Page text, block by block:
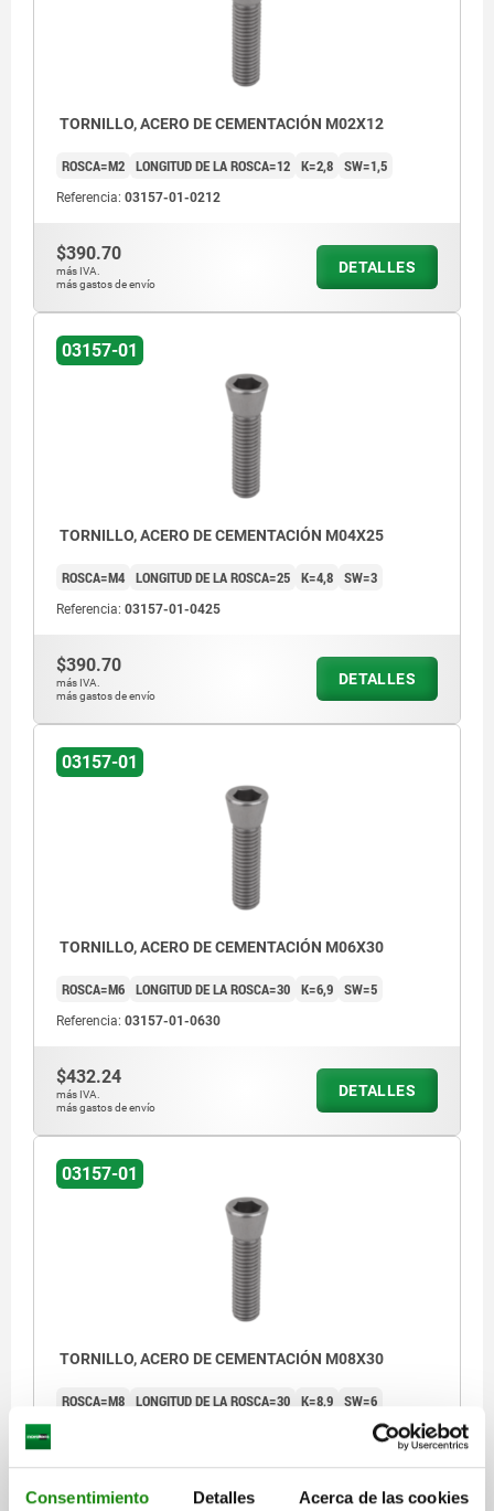
Consentimiento Detalles Acerca de las cookies
TORNILLO, ACERO DE CEMENTACIÓN M02X12
ROSCA=M2 LONGITUD DE LA ROSCA=12 K=2,8 SW=1,5
Referencia: 03157-01-0212
$390.70
más IVA.
más gastos de envío
DETALLES
03157-01
TORNILLO, ACERO DE CEMENTACIÓN M04X25
ROSCA=M4 LONGITUD DE LA ROSCA=25 K=4,8 SW=3
Referencia: 03157-01-0425
$390.70
más IVA.
más gastos de envío
DETALLES
03157-01
TORNILLO, ACERO DE CEMENTACIÓN M06X30
ROSCA=M6 LONGITUD DE LA ROSCA=30 K=6,9 SW=5
Referencia: 03157-01-0630
$432.24
más IVA.
más gastos de envío
DETALLES
03157-01
TORNILLO, ACERO DE CEMENTACIÓN M08X30
ROSCA=M8 LONGITUD DE LA ROSCA=30 K=8,9 SW=6
$461.13
más IVA. DETALLES